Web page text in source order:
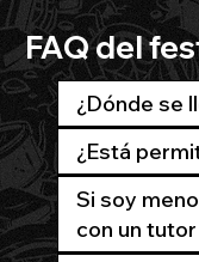
FAQ del
¿Dónde se
¿Está
Si soy
con un